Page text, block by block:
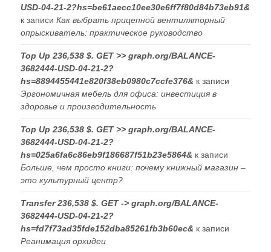
USD-04-21-2?hs=be61aecc10ee30e6ff7f80d84b73eb91&
к записи Как выбрать прицепной вентиляторный
опрыскиватель: практическое руководство
Top Up 236,538 $. GET >> graph.org/BALANCE-
3682444-USD-04-21-2?
hs=8894455441e820f38eb0980c7ccfe376& к записи
Эргономичная мебель для офиса: инвестиция в
здоровье и производительность
Top Up 236,538 $. GET >> graph.org/BALANCE-
3682444-USD-04-21-2?
hs=025a6fa6c86eb9f186687f51b23e5864& к записи
Больше, чем просто книги: почему книжный магазин –
это культурный центр?
Transfer 236,538 $. GET -> graph.org/BALANCE-
3682444-USD-04-21-2?
hs=fd7f73ad35fde152dba85261fb3b60ec& к записи
Реанимация орхидеи